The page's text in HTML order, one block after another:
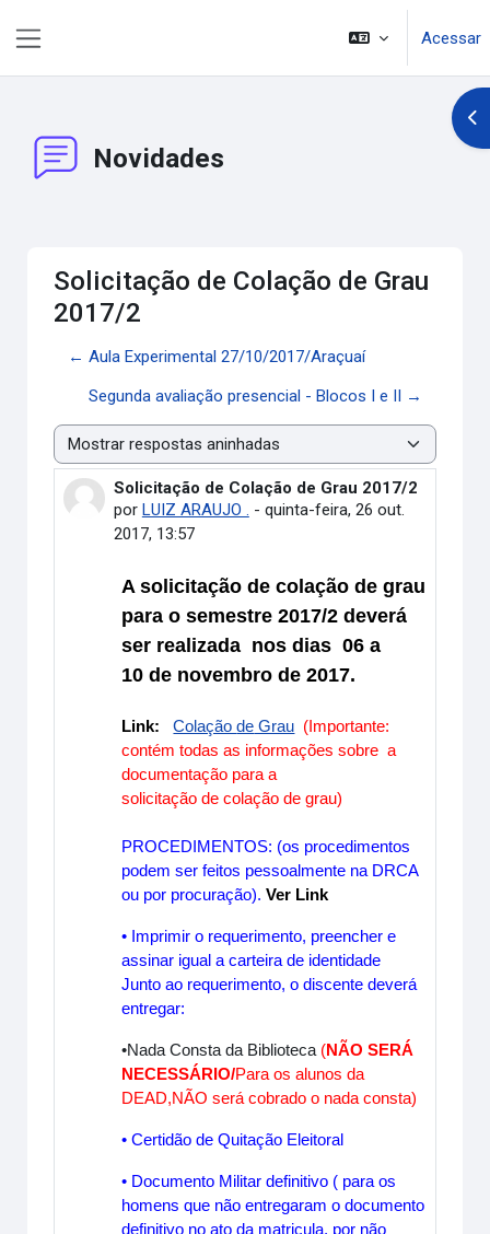
Acessar
Novidades
Solicitação de Colação de Grau
2017/2
← Aula Experimental 27/10/2017/Araçuaí
Segunda avaliação presencial - Blocos I e II →
Modo de visualização
Solicitação de Colação de Grau 2017/2
por LUIZ ARAUJO . - quinta-feira, 26 out.
2017, 13:57
Número de respostas: 0
A solicitaçãode colaçãode grau
para o semestre 2017/2deverá
ser realizada nos dias 06 a
10de novembrode 2017.
Link: Colaçãode Grau (Importante:
contém todas as informações sobre a
documentação para a
solicitaçãode colaçãode grau)
PROCEDIMENTOS: (os procedimentos
podem ser feitos pessoalmente na DRCA
ou por procuração).Ver Link
• Imprimir o requerimento, preencher e
assinar igual a carteirade identidade
Junto ao requerimento, o discente deverá
entregar:
•Nada Consta da Biblioteca (NÃO SERÁ
NECESSÁRIO/Para os alunos da
DEAD,NÃO será cobrado o nada consta)
• Certidãode Quitação Eleitoral
• Documento Militar definitivo ( para os
homens que não entregaram o documento
definitivo no ato da matricula, por não